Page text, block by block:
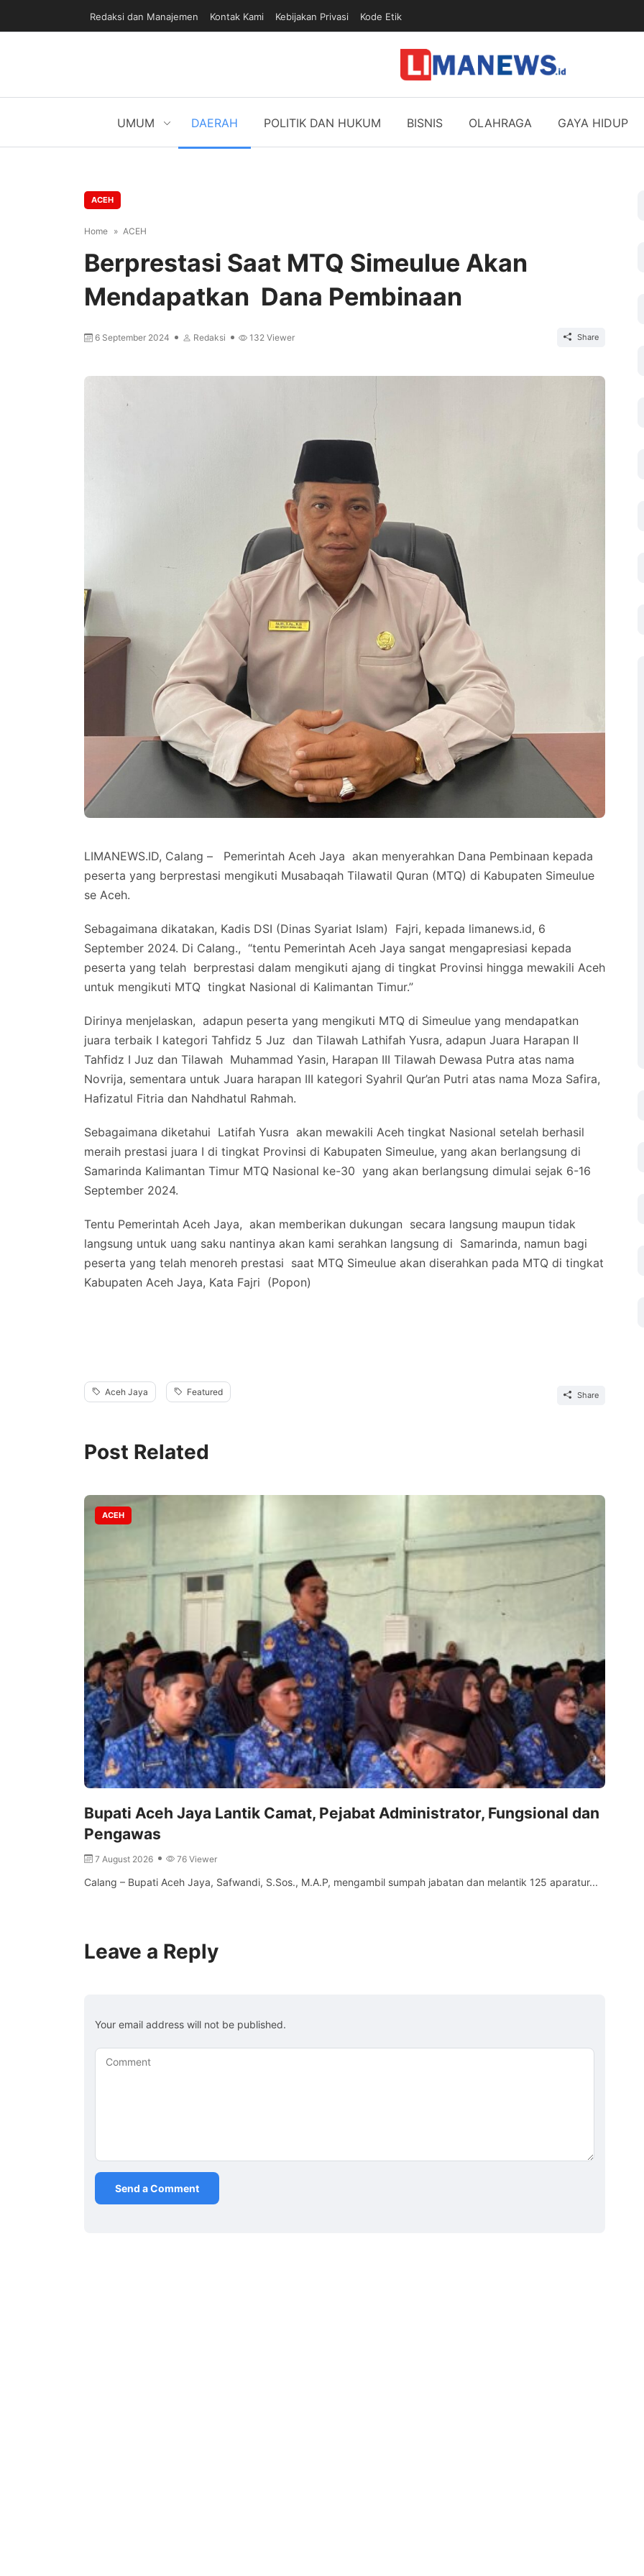
Redaksi dan Manajemen Kontak Kami Kebijakan Privasi Kode Etik
UMUM DAERAH POLITIK DAN HUKUM BISNIS OLAHRAGA GAYA HIDUP
ACEH
Home ACEH
Berprestasi Saat MTQ Simeulue Akan
Mendapatkan Dana Pembinaan
6 September 2024 Redaksi 132 Viewer Share
LIMANEWS.ID, Calang – Pemerintah Aceh Jaya akan menyerahkan Dana Pembinaan kepada
peserta yang berprestasi mengikuti Musabaqah Tilawatil Quran (MTQ) di Kabupaten Simeulue
se Aceh.
Sebagaimana dikatakan, Kadis DSI (Dinas Syariat Islam) Fajri, kepada limanews.id, 6
September 2024. Di Calang., “tentu Pemerintah Aceh Jaya sangat mengapresiasi kepada
peserta yang telah berprestasi dalam mengikuti ajang di tingkat Provinsi hingga mewakili Aceh
untuk mengikuti MTQ tingkat Nasional di Kalimantan Timur.”
Dirinya menjelaskan, adapun peserta yang mengikuti MTQ di Simeulue yang mendapatkan
juara terbaik I kategori Tahfidz 5 Juz dan Tilawah Lathifah Yusra, adapun Juara Harapan II
Tahfidz I Juz dan Tilawah Muhammad Yasin, Harapan III Tilawah Dewasa Putra atas nama
Novrija, sementara untuk Juara harapan III kategori Syahril Qur’an Putri atas nama Moza Safira,
Hafizatul Fitria dan Nahdhatul Rahmah.
Sebagaimana diketahui Latifah Yusra akan mewakili Aceh tingkat Nasional setelah berhasil
meraih prestasi juara I di tingkat Provinsi di Kabupaten Simeulue, yang akan berlangsung di
Samarinda Kalimantan Timur MTQ Nasional ke-30 yang akan berlangsung dimulai sejak 6-16
September 2024.
Tentu Pemerintah Aceh Jaya, akan memberikan dukungan secara langsung maupun tidak
langsung untuk uang saku nantinya akan kami serahkan langsung di Samarinda, namun bagi
peserta yang telah menoreh prestasi saat MTQ Simeulue akan diserahkan pada MTQ di tingkat
Kabupaten Aceh Jaya, Kata Fajri (Popon)
Aceh Jaya Featured Share
Post Related
ACEH
Bupati Aceh Jaya Lantik Camat, Pejabat Administrator, Fungsional dan
Pengawas
7 August 2026 76 Viewer
Calang – Bupati Aceh Jaya, Safwandi, S.Sos., M.A.P, mengambil sumpah jabatan dan melantik 125 aparatur...
Leave a Reply
Your email address will not be published.
Comment